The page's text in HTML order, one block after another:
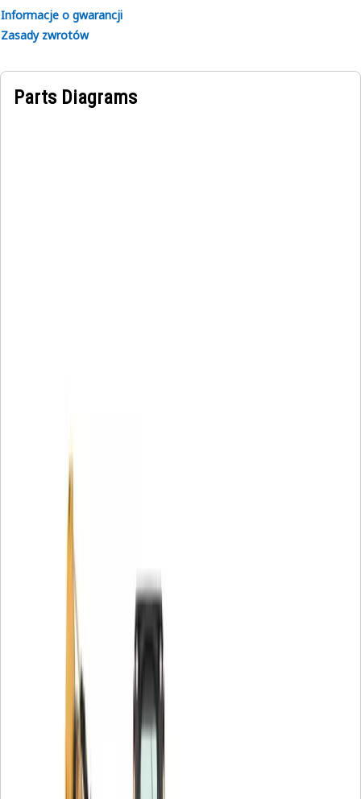
Informacje o gwarancji
Zasady zwrotów
Parts Diagrams